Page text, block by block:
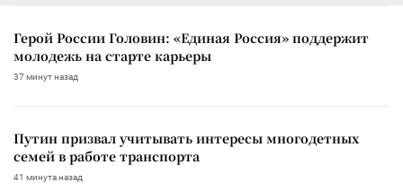
Герой России Головин: «Единая Россия» поддержит
молодежь на старте карьеры
37 минут назад
Путин призвал учитывать интересы многодетных
семей в работе транспорта
41 минута назад